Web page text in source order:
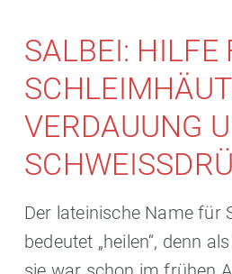
SALBEI: HILFE
VERDAUUNG
Der lateinische Name für
bedeutet „heilen“, denn